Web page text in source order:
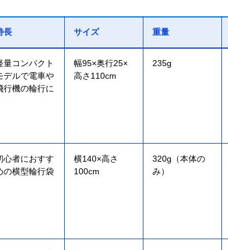
長 サイズ 重量
量コンパクト
デルで電車や
行機の輪行に
幅95×奥行25×
高さ110cm
235g
心者におすす
の横型輪行袋
横140×高さ
100cm
320g（本体の
み）